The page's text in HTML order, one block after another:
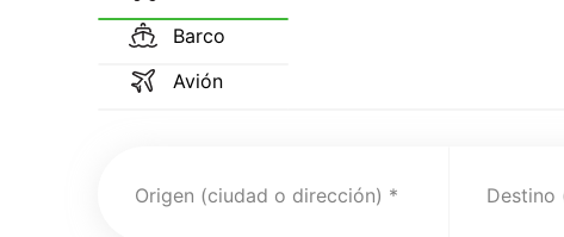
Barco
Avión
Origen (ciudad o dirección) Destino